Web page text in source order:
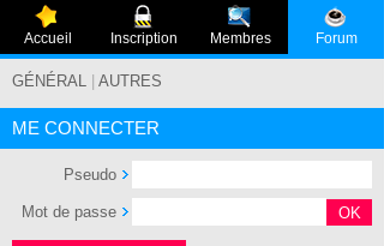
Accueil Inscription Membres Forum
GÉNÉRAL AUTRES
ME CONNECTER
Pseudo
Mot de passe